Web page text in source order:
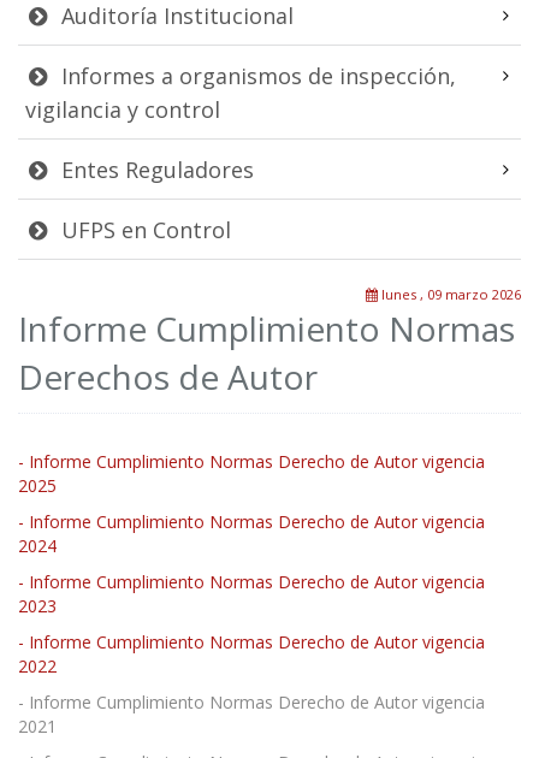
Auditoría Institucional
Informes a organismos de inspección,
vigilancia y control
Entes Reguladores
UFPS en Control
lunes , 09 marzo 2026
Informe Cumplimiento Normas
Derechos de Autor
- Informe Cumplimiento Normas Derecho de Autor vigencia
2025
- Informe Cumplimiento Normas Derecho de Autor vigencia
2024
- Informe Cumplimiento Normas Derecho de Autor vigencia
2023
- Informe Cumplimiento Normas Derecho de Autor vigencia
2022
- Informe Cumplimiento Normas Derecho de Autor vigencia
2021